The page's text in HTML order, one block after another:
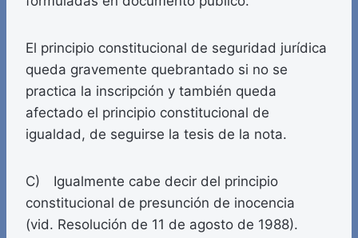
El principio constitucional de seguridad jurídica
queda gravemente quebrantado si no se
practica la inscripción y también queda
afectado el principio constitucional de
igualdad, de seguirse la tesis de la nota.
C) Igualmente cabe decir del principio
constitucional de presunción de inocencia
(vid. Resolución de 11 de agosto de 1988).